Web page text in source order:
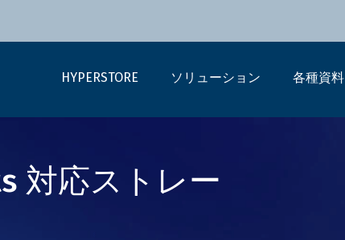
HYPERSTORE ソリューション 各種資料
対応ストレー